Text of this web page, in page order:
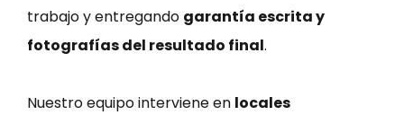
trabajo y entregando garantía escrita y
fotografías del resultado final.
Nuestro equipo interviene en locales